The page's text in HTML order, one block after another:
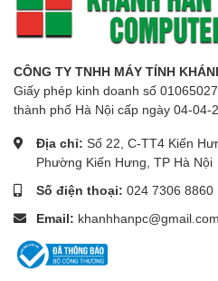
CÔNG TY TNHH MÁY TÍNH
Giấy phép kinh doanh số
thành phố Hà Nội cấp ngày 04-04-
Địa chỉ: Số 22, C-TT4 Kiến
Phường Kiến Hưng, TP Hà Nội
Số điện thoại: 024 7306 8860
Email: khanhhanpc@gmail.com